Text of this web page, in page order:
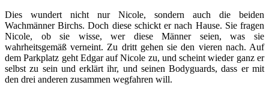
Dies wundert nicht nur Nicole, sondern auch die beiden
Wachmänner Birchs. Doch diese schickt er nach Hause. Sie fragen
Nicole, ob sie wisse, wer diese Männer seien, was sie
wahrheitsgemäß verneint. Zu dritt gehen sie den vieren nach. Auf
dem Parkplatz geht Edgar auf Nicole zu, und scheint wieder ganz er
selbst zu sein und erklärt ihr, und seinen Bodyguards, dass er mit
den drei anderen zusammen wegfahren will.